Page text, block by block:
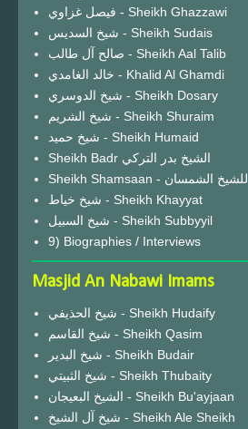
فيصل غزاوي - Sheikh Ghazzawi
شيخ السديس - Sheikh Sudais
صالح آل طالب - Sheikh Aal Talib
خالد الغامدي - Khalid Al Ghamdi
شيخ الدوسري - Sheikh Dosary
شيخ الشريم - Sheikh Shuraim
شيخ حميد - Sheikh Humaid
Sheikh Badr الشيخ بدر التركي
Sheikh Shamsaan - للشيخ الشمسان
شيخ خياط - Sheikh Khayyat
شيخ السبيل - Sheikh Subbyyil
9) Biographies / Interviews
Masjid An Nabawi Imams
شيخ الحذيفي - Sheikh Hudaify
شيخ القاسم - Sheikh Qasim
شيخ البدير - Sheikh Budair
شيخ الثبيتي - Sheikh Thubaity
الشيخ البعيجان - Sheikh Bu'ayjaan
شيخ آل الشيخ - Sheikh Ale Sheikh